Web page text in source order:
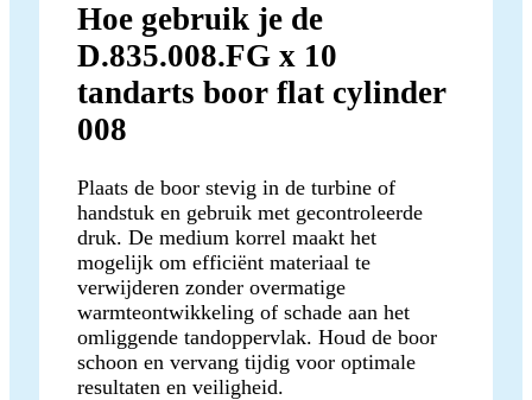
Hoe gebruik je de
D.835.008.FG x 10
tandarts boor flat cylinder
008
Plaats de boor stevig in de turbine of
handstuk en gebruik met gecontroleerde
druk. De medium korrel maakt het
mogelijk om efficiënt materiaal te
verwijderen zonder overmatige
warmteontwikkeling of schade aan het
omliggende tandoppervlak. Houd de boor
schoon en vervang tijdig voor optimale
resultaten en veiligheid.